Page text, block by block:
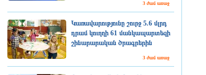
3 ժամ առաջ
Կառավարությունը շուրջ 5.6 մլրդ
դրամ կուղղի 61 մանկապարտեզի
շինարարական ծրագրերին
3 ժամ առաջ